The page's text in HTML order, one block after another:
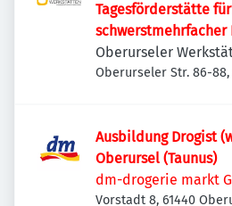
Tagesförderstätte
schwerstmehrfacher
und/oder
Oberurseler
Oberurseler Str. 86-
Ausbildung Drogist
Oberursel (Taunus)
dm-drogerie markt
Vorstadt 8, 61440